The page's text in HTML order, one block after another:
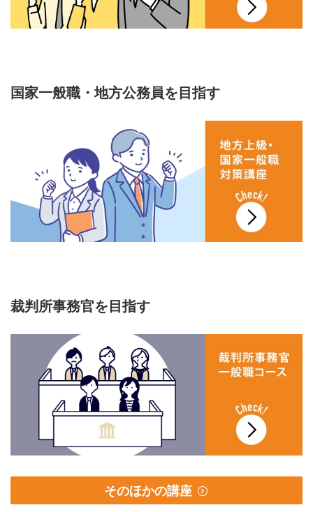
国家一般職・地方公務員を目指す
裁判所事務官を目指す
そのほかの講座